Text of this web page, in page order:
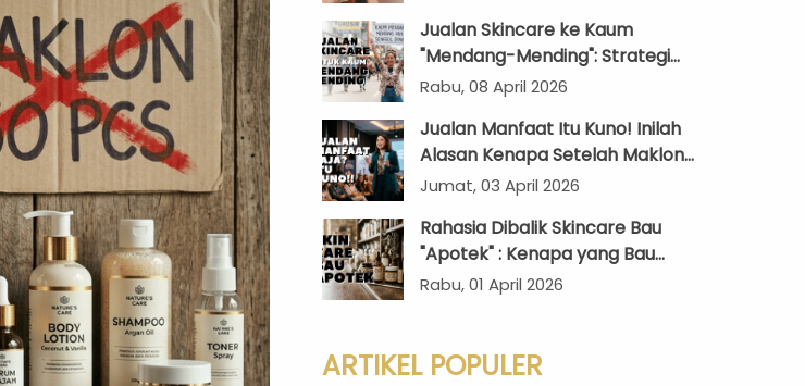
Jualan Skincare ke Kaum
"Mendang-Mending": Strategi
Produk Murah yang Nggak
Rabu, 08 April 2026
Jualan Manfaat Itu Kuno! Inilah
Alasan Kenapa Setelah Maklon
Kosmetik, Brand Kamu Bakal
“Wow”
Jumat, 03 April 2026
Rahasia Dibalik Skincare Bau
"Apotek" : Kenapa yang Bau
Kimia Malah Bikin Glowing
Rabu, 01 April 2026
ARTIKEL POPULER